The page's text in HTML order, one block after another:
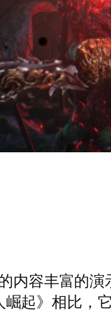
内容丰富的
起》相比，